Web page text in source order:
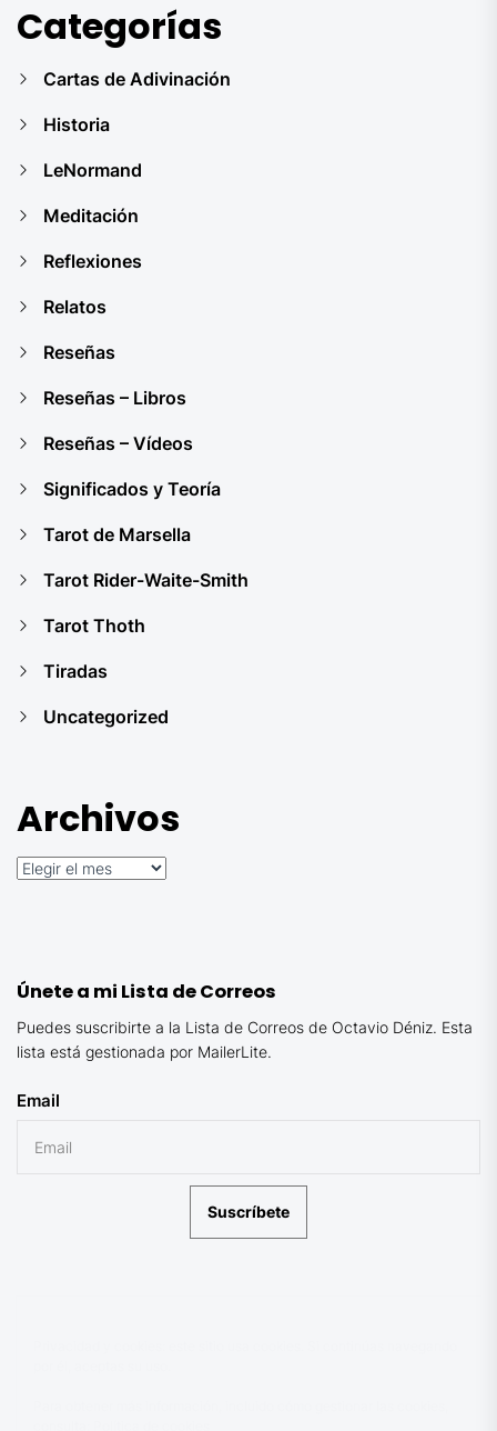
Categorías
Cartas de Adivinación
Historia
LeNormand
Meditación
Reflexiones
Relatos
Reseñas
Reseñas – Libros
Reseñas – Vídeos
Significados y Teoría
Tarot de Marsella
Tarot Rider-Waite-Smith
Tarot Thoth
Tiradas
Uncategorized
Archivos
Archivos
Únete a mi Lista de Correos
Puedes suscribirte a la Lista de Correos de Octavio Déniz. Esta
lista está gestionada por MailerLite.
Email
Suscríbete